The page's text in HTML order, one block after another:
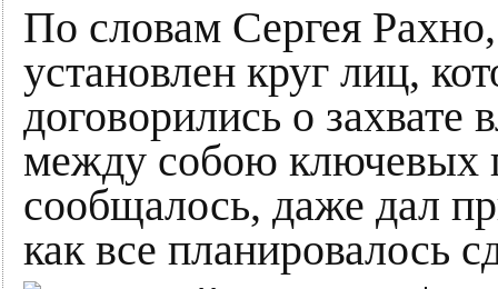
По словам Сергея
установлен круг лиц,
договорились о
между собою ключевых
сообщалось, даже дал
как все планировалось